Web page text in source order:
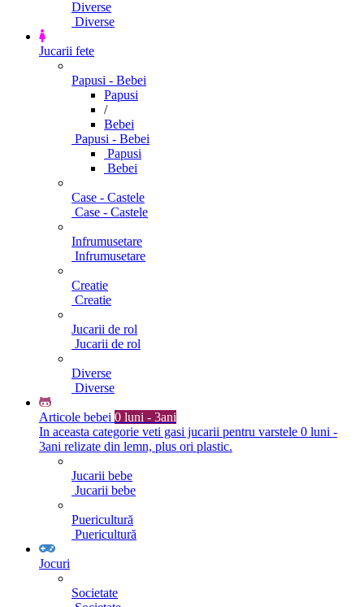
Diverse
Diverse
Jucarii fete
Papusi - Bebei
Papusi
/
Bebei
Papusi - Bebei
Papusi
Bebei
Case - Castele
Case - Castele
Infrumusetare
Infrumusetare
Creatie
Creatie
Jucarii de rol
Jucarii de rol
Diverse
Diverse
Articole bebei 0 luni - 3ani
In aceasta categorie veti gasi jucarii pentru varstele 0 luni -
3ani relizate din lemn, plus ori plastic.
Jucarii bebe
Jucarii bebe
Puericultură
Puericultură
Jocuri
Societate